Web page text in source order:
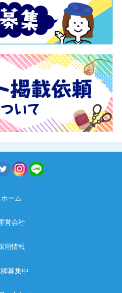
ホーム
営会社
用情報
募集中